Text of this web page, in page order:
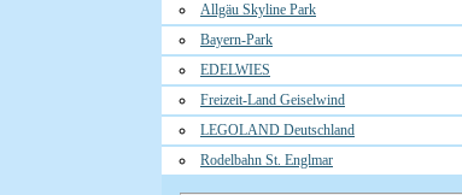
Allgäu Skyline Park
Bayern-Park
EDELWIES
Freizeit-Land Geiselwind
LEGOLAND Deutschland
Rodelbahn St. Englmar